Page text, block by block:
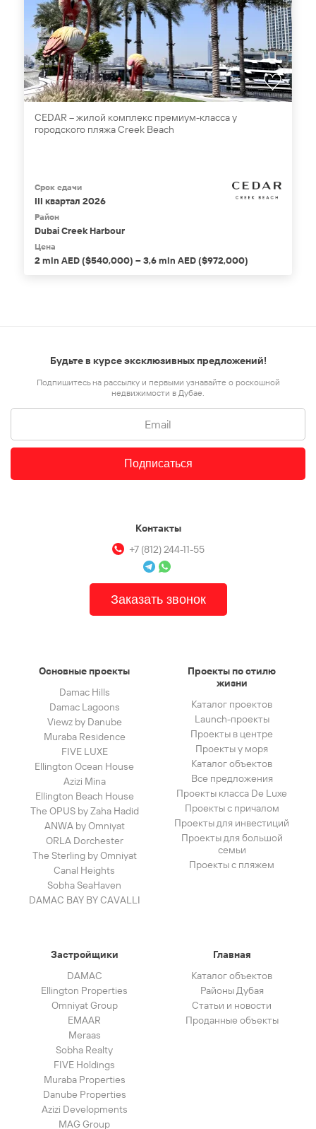
CEDAR – жилой комплекс премиум-класса у
городского пляжа Creek Beach
Срок сдачи
III квартал 2026
Район
Dubai Creek Harbour
Цена
2 mln AED ($540,000) – 3,6 mln AED ($972,000)
Основные проекты
Damac Hills
Damac Lagoons
Viewz by Danube
Muraba Residence
FIVE LUXE
Ellington Ocean House
Azizi Mina
Ellington Beach House
The OPUS by Zaha Hadid
ANWA by Omniyat
ORLA Dorchester
The Sterling by Omniyat
Canal Heights
Sobha SeaHaven
DAMAC BAY BY CAVALLI
Проекты по стилю
жизни
Каталог проектов
Launch-проекты
Проекты в центре
Проекты у моря
Каталог объектов
Все предложения
Проекты класса De Luxe
Проекты с причалом
Проекты для инвестиций
Проекты для большой
семьи
Проекты с пляжем
Застройщики
DAMAC
Ellington Properties
Omniyat Group
EMAAR
Meraas
Sobha Realty
FIVE Holdings
Muraba Properties
Danube Properties
Azizi Developments
MAG Group
Главная
Каталог объектов
Районы Дубая
Статьи и новости
Проданные объекты
Контакты
+7 (812) 244-11-55
Заказать звонок
Будьте в курсе эксклюзивных предложений!
Подпишитесь на рассылку и первыми узнавайте о роскошной
недвижимости в Дубае.
Подписаться